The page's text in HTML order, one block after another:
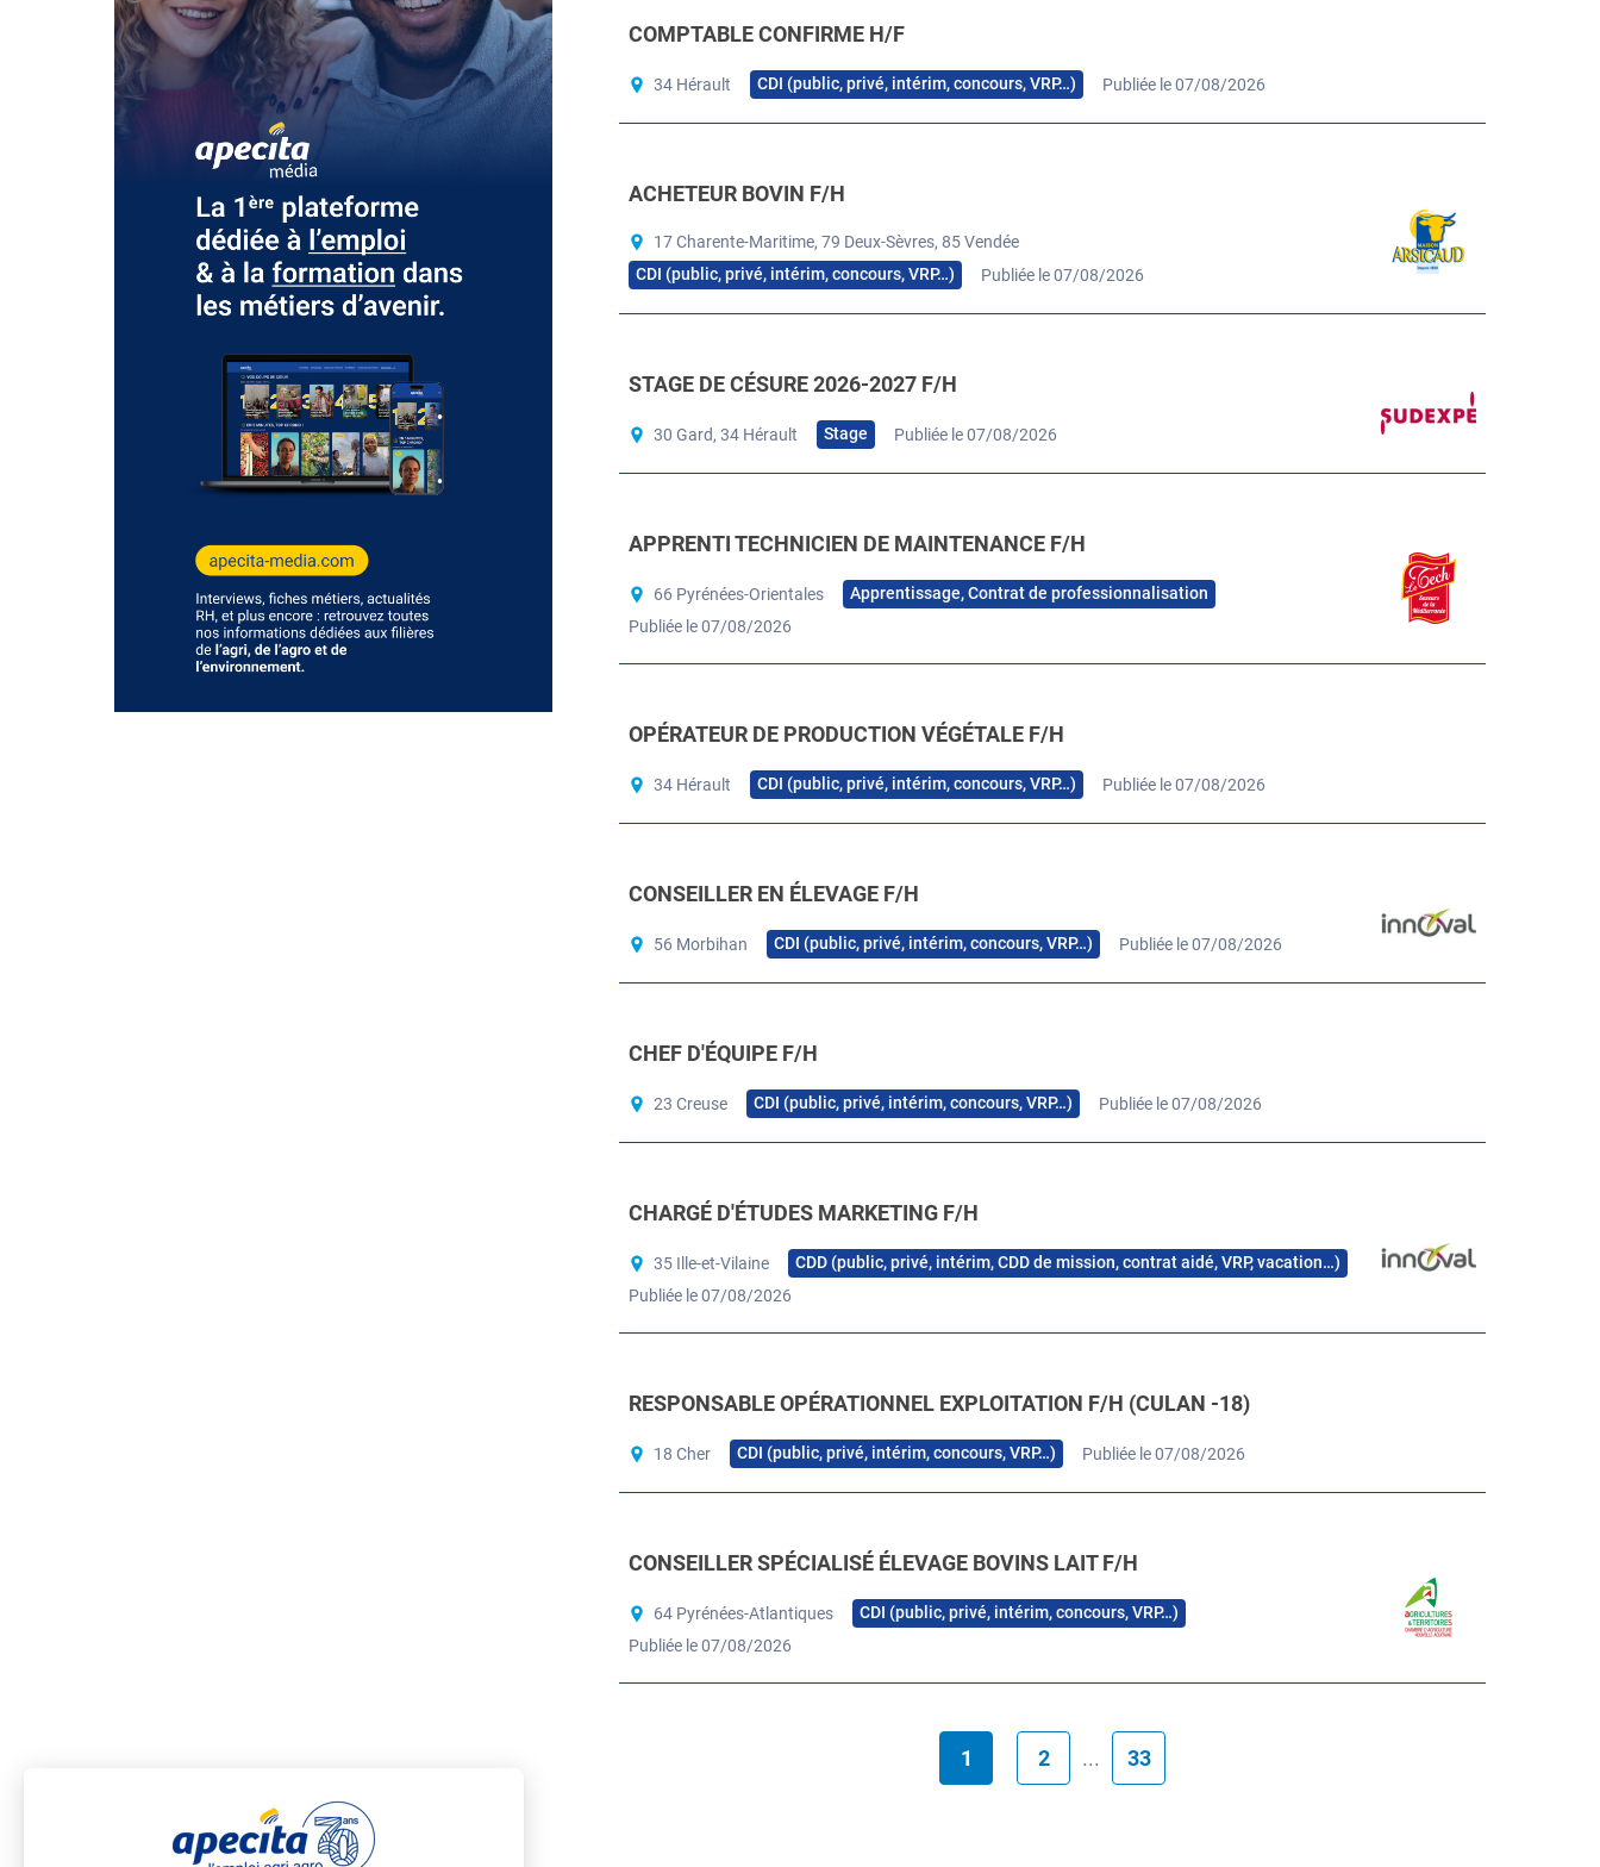
COMPTABLE CONFIRME H/F
34 Hérault CDI (public, privé, intérim, concours, VRP…) Publiée le 07/08/2026
ACHETEUR BOVIN F/H
17 Charente-Maritime, 79 Deux-Sèvres, 85 Vendée
CDI (public, privé, intérim, concours, VRP…)
Publiée le 07/08/2026
STAGE DE CÉSURE 2026-2027 F/H
30 Gard, 34 Hérault Stage Publiée le 07/08/2026
APPRENTI TECHNICIEN DE MAINTENANCE F/H
66 Pyrénées-Orientales
Apprentissage, Contrat de professionnalisation
Publiée le 07/08/2026
OPÉRATEUR DE PRODUCTION VÉGÉTALE F/H
34 Hérault CDI (public, privé, intérim, concours, VRP…) Publiée le 07/08/2026
CONSEILLER EN ÉLEVAGE F/H
56 Morbihan CDI (public, privé, intérim, concours, VRP…) Publiée le 07/08/2026
CHEF D'ÉQUIPE F/H
23 Creuse CDI (public, privé, intérim, concours, VRP…) Publiée le 07/08/2026
CHARGÉ D'ÉTUDES MARKETING F/H
35 Ille-et-Vilaine
CDD (public, privé, intérim, CDD de mission, contrat aidé, VRP, vacation…)
Publiée le 07/08/2026
RESPONSABLE OPÉRATIONNEL EXPLOITATION F/H (CULAN -18)
18 Cher CDI (public, privé, intérim, concours, VRP…) Publiée le 07/08/2026
CONSEILLER SPÉCIALISÉ ÉLEVAGE BOVINS LAIT F/H
64 Pyrénées-Atlantiques
CDI (public, privé, intérim, concours, VRP…)
Publiée le 07/08/2026
1 2 ... 33